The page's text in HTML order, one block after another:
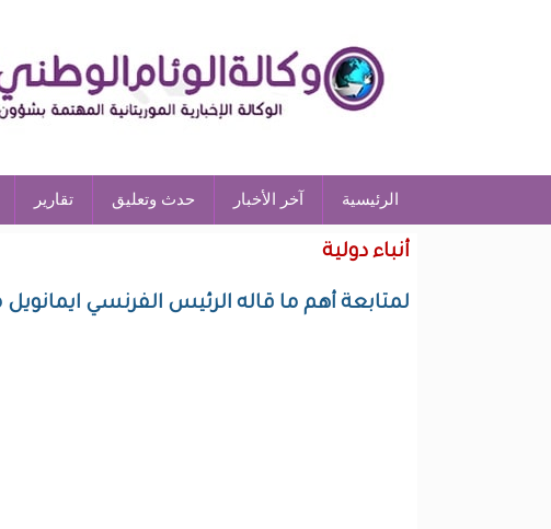
الرئيسية آخر الأخبار حدث وتعليق تقارير
أنباء دولية
لمتابعة أهم ما قاله الرئيس الفرنسي